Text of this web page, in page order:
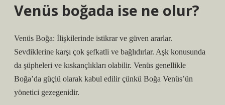
Venüs boğada ise ne olur?
Venüs Boğa: İlişkilerinde istikrar ve güven ararlar.
Sevdiklerine karşı çok şefkatli ve bağlıdırlar. Aşk konusunda
da şüpheleri ve kıskançlıkları olabilir. Venüs genellikle
Boğa’da güçlü olarak kabul edilir çünkü Boğa Venüs’ün
yönetici gezegenidir.